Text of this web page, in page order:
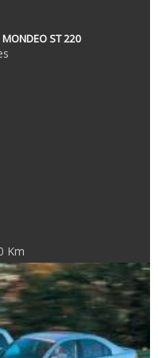
MONDEO ST 220
Km